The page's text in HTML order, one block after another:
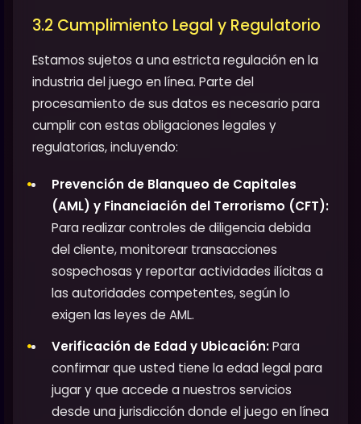
3.2 Cumplimiento Legal y Regulatorio
Estamos sujetos a una estricta regulación en la
industria del juego en línea. Parte del
procesamiento de sus datos es necesario para
cumplir con estas obligaciones legales y
regulatorias, incluyendo:
Prevención de Blanqueo de Capitales
(AML) y Financiación del Terrorismo (CFT):
Para realizar controles de diligencia debida
del cliente, monitorear transacciones
sospechosas y reportar actividades ilícitas a
las autoridades competentes, según lo
exigen las leyes de AML.
Verificación de Edad y Ubicación:Para
confirmar que usted tiene la edad legal para
jugar y que accede a nuestros servicios
desde una jurisdicción donde el juego en línea